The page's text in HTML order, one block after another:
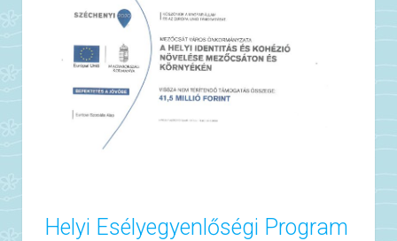
Helyi Esélyegyenlőségi Program